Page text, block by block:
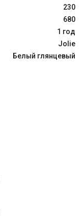
230
680
1 год
Jolie
Белый глянцевый